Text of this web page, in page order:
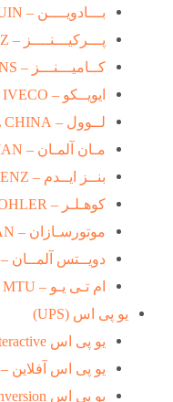
بـــادویــــن – BAUDOUIN
پـــرکیـــنــــز – PERKINZ
کــامیـــنـــز – CUMMINS
ایویــکو – IVECO
لــوول – LOVOL CHINA
مـان آلمـان – MAN
بنــز ایــدم – BENZ
کوهـلـر – KOHLER
موتورسـازان – MOTORSAZAN
دویــتس آلمــان – DEUTZ
ام تـی یـو – MTU
یو پی اس (UPS)
یو پی اس Line Interactive
یو پی اس آفلاین – Offline
یو پی اس Online Double Conversion